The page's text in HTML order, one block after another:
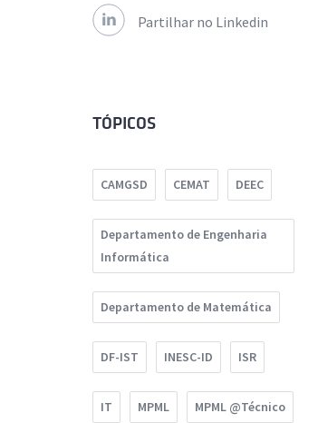
Partilhar no Linkedin
TÓPICOS
CAMGSD CEMAT DEEC
Departamento de Engenharia
Informática
Departamento de Matemática
DF-IST INESC-ID ISR
IT MPML MPML @Técnico